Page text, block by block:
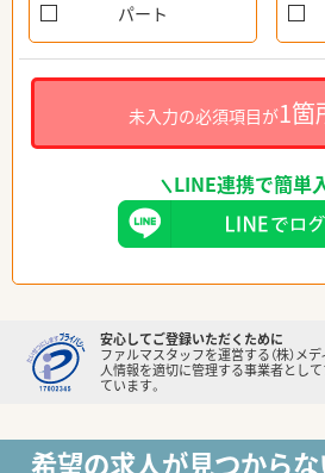
パート
未入力の必須項目が1箇
LINE連携で簡単
安心してご登録いただくために
ファルマスタッフを運営する（株）メ
人情報を適切に管理する事業者とし
ています。
希望の求人が見つから